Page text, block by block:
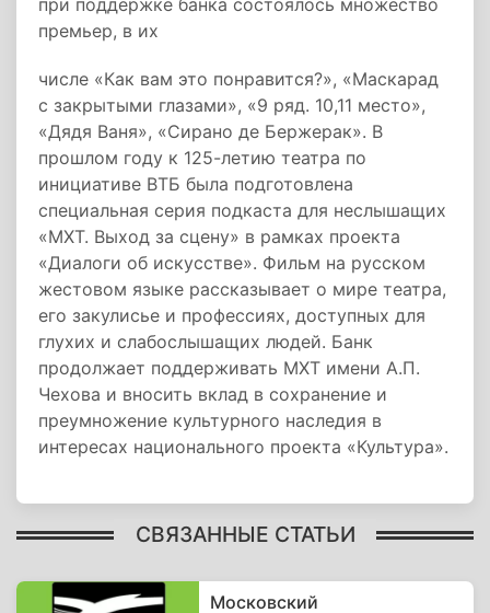
при поддержке банка состоялось множество
премьер, в их
числе «Как вам это понравится?», «Маскарад
с закрытыми глазами», «9 ряд. 10,11 место»,
«Дядя Ваня», «Сирано де Бержерак». В
прошлом году к 125-летию театра по
инициативе ВТБ была подготовлена
специальная серия подкаста для неслышащих
«МХТ. Выход за сцену» в рамках проекта
«Диалоги об искусстве». Фильм на русском
жестовом языке рассказывает о мире театра,
его закулисье и профессиях, доступных для
глухих и слабослышащих людей. Банк
продолжает поддерживать МХТ имени А.П.
Чехова и вносить вклад в сохранение и
преумножение культурного наследия в
интересах национального проекта «Культура».
СВЯЗАННЫЕ СТАТЬИ
Московский